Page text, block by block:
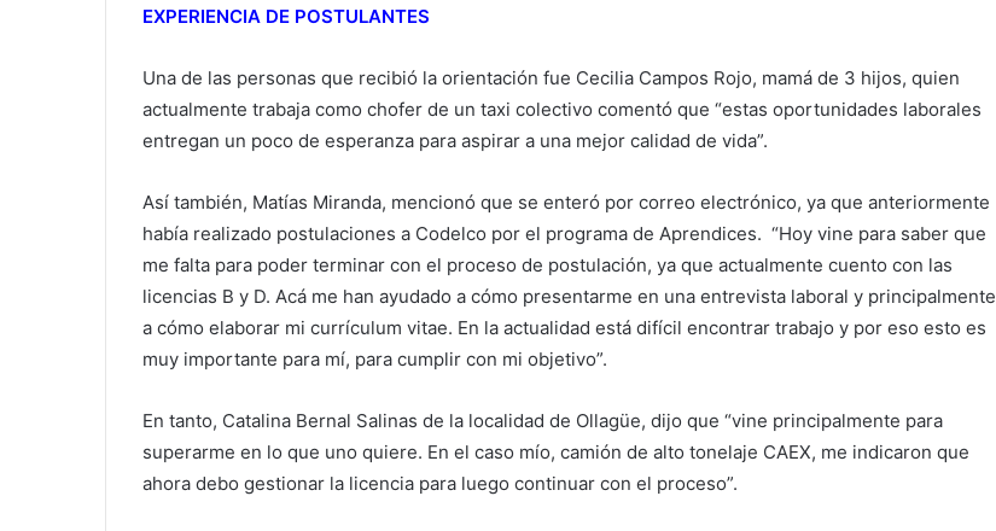
EXPERIENCIA DE POSTULANTES
Una de las personas que recibió la orientación fue Cecilia Campos Rojo, mamá de 3 hijos, quien
actualmente trabaja como chofer de un taxi colectivo comentó que “estas oportunidades laborales
entregan un poco de esperanza para aspirar a una mejor calidad de vida”.
Así también, Matías Miranda, mencionó que se enteró por correo electrónico, ya que anteriormente
había realizado postulaciones a Codelco por el programa de Aprendices. “Hoy vine para saber que
me falta para poder terminar con el proceso de postulación, ya que actualmente cuento con las
licencias B y D. Acá me han ayudado a cómo presentarme en una entrevista laboral y principalmente
a cómo elaborar mi currículum vitae. En la actualidad está difícil encontrar trabajo y por eso esto es
muy importante para mí, para cumplir con mi objetivo”.
En tanto, Catalina Bernal Salinas de la localidad de Ollagüe, dijo que “vine principalmente para
superarme en lo que uno quiere. En el caso mío, camión de alto tonelaje CAEX, me indicaron que
ahora debo gestionar la licencia para luego continuar con el proceso”.